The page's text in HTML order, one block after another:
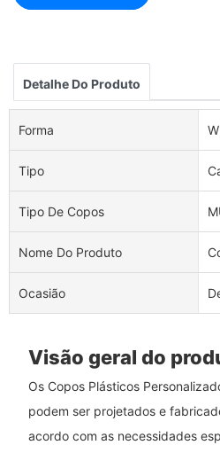
Detalhe Do Produto
Forma
Tipo
Tipo De Copos
Nome Do Produto
Ocasião
Visão geral do
Os Copos Plásticos
podem ser projetados e
acordo com as necessidades